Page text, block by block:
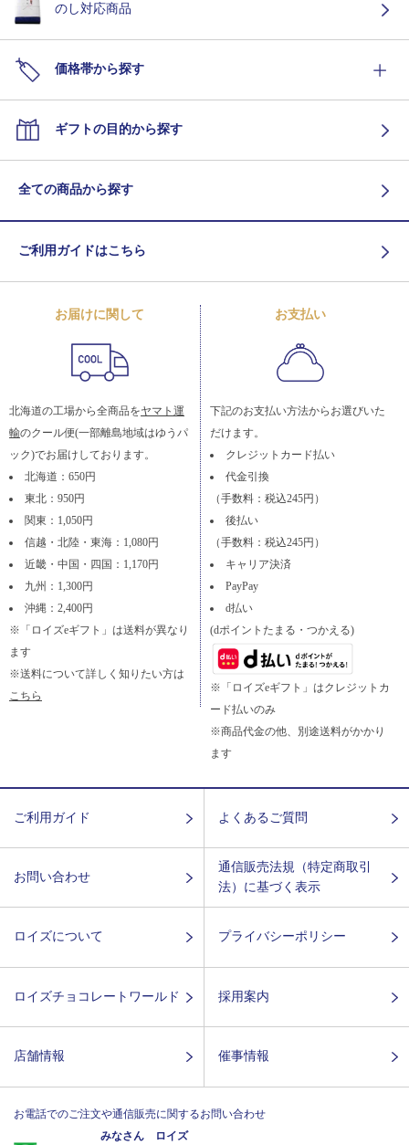
のし対応商品
価格帯から探す
ギフトの目的から探す
全ての商品から探す
ご利用ガイドはこちら
お届けに関して
北海道の工場から全商品をヤマト運
輸のクール便(一部離島地域はゆうパ
ック)でお届けしております。
北海道：650円
東北：950円
関東：1,050円
信越・北陸・東海：1,080円
近畿・中国・四国：1,170円
九州：1,300円
沖縄：2,400円
※「ロイズeギフト」は送料が異なり
ます
※送料について詳しく知りたい方は
こちら
お支払い
下記のお支払い方法からお選びいた
だけます。
クレジットカード払い
代金引換
（手数料：税込245円）
後払い
（手数料：税込245円）
キャリア決済
PayPay
d払い
(dポイントたまる・つかえる)
※「ロイズeギフト」はクレジットカ
ード払いのみ
※商品代金の他、別途送料がかかり
ます
ご利用ガイド よくあるご質問
お問い合わせ
通信販売法規（特定商取引
法）に基づく表示
ロイズについて プライバシーポリシー
ロイズチョコレートワールド 採用案内
店舗情報 催事情報
お電話でのご注文や通信販売に関するお問い合わせ
みなさん ロイズ